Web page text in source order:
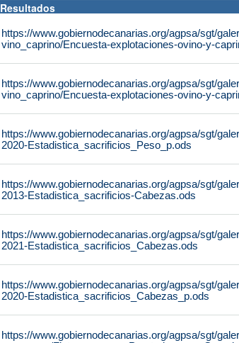
Resultados
https://www.gobiernodecanarias.org/agpsa/sgt/
vino_caprino/Encuesta-explotaciones-ovino-y-
https://www.gobiernodecanarias.org/agpsa/sgt/
vino_caprino/Encuesta-explotaciones-ovino-y-
https://www.gobiernodecanarias.org/agpsa/sgt/
2020-Estadistica_sacrificios_Peso_p.ods
https://www.gobiernodecanarias.org/agpsa/sgt/
2013-Estadistica_sacrificios-Cabezas.ods
https://www.gobiernodecanarias.org/agpsa/sgt/
2021-Estadistica_sacrificios_Cabezas.ods
https://www.gobiernodecanarias.org/agpsa/sgt/
2020-Estadistica_sacrificios_Cabezas_p.ods
https://www.gobiernodecanarias.org/agpsa/sgt/